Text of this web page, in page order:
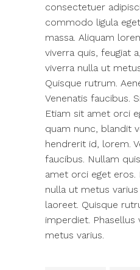
consectetuer
commodo ligula
massa. Aliquam
viverra quis, feugiat
viverra nulla ut
Quisque rutrum.
Venenatis faucibus.
Etiam sit amet orci
quam nunc, blandit
hendrerit id, lorem.
faucibus. Nullam
amet orci eget eros.
nulla ut metus
laoreet. Quisque
imperdiet. Phasellus
metus varius.